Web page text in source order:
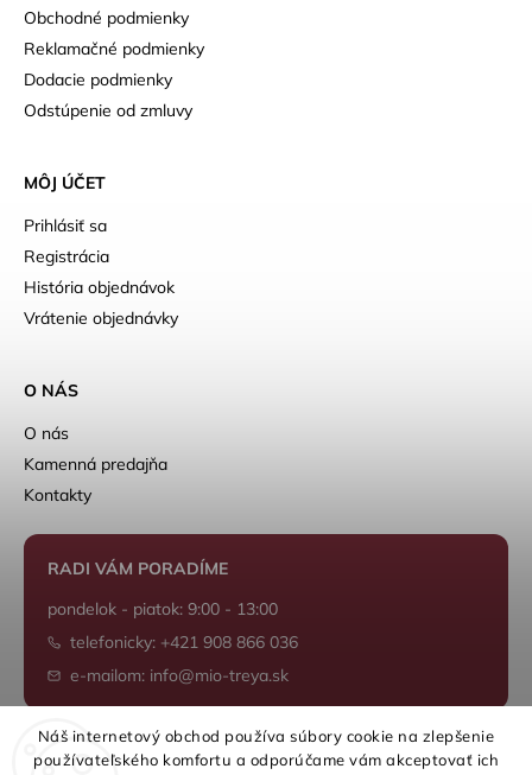
Náš internetový obchod používa súbory cookie na zlepšenie
používateľského komfortu a odporúčame vám akceptovať ich
Obchodné podmienky
Reklamačné podmienky
Dodacie podmienky
Odstúpenie od zmluvy
MÔJ ÚČET
Prihlásiť sa
Registrácia
História objednávok
Vrátenie objednávky
O NÁS
O nás
Kamenná predajňa
Kontakty
RADI VÁM PORADÍME
pondelok - piatok: 9:00 - 13:00
telefonicky: +421 908 866 036
e-mailom: info@mio-treya.sk